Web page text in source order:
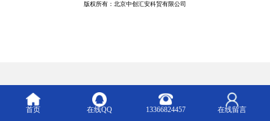
版权所有：北京中创汇安科贸有限公司
首页 在线QQ 13366824457 在线留言